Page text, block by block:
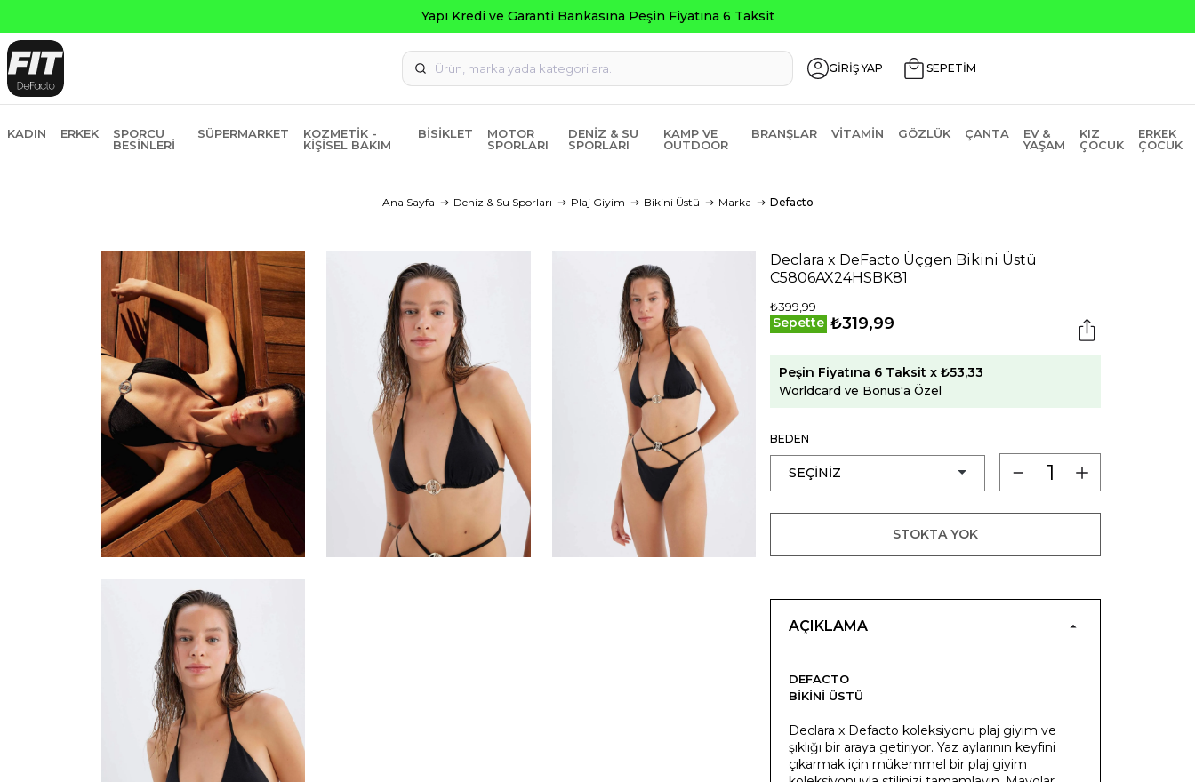
Yapı Kredi ve Garanti Bankasına Peşin Fiyatına 6 Taksit
GİRİŞ YAP SEPETİM
KADIN ERKEK
SPORCU
BESINLERI
SÜPERMARKET
KOZMETIK -
KIŞISEL BAKIM
BISIKLET
MOTOR
SPORLARI
DENIZ & SU
SPORLARI
KAMP VE
OUTDOOR
BRANŞLAR VITAMIN GÖZLÜK ÇANTA
EV &
YAŞAM
KIZ
ÇOCUK
ERKEK
ÇOCUK
Ana Sayfa Deniz & Su Sporları Plaj Giyim Bikini Üstü Marka Defacto
Declara x DeFacto Üçgen Bikini Üstü
C5806AX24HSBK81
₺399,99
Sepette ₺319,99
Peşin Fiyatına 6 Taksit x ₺53,33
Worldcard ve Bonus'a Özel
BEDEN
STOKTA YOK
AÇIKLAMA
DEFACTO
BIKINI ÜSTÜ
Declara x Defacto koleksiyonu plaj giyim ve
şıklığı bir araya getiriyor. Yaz aylarının keyfini
çıkarmak için mükemmel bir plaj giyim